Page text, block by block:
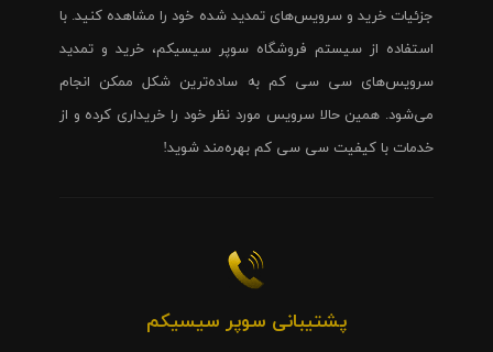
جزئیات خرید و سرویس‌های تمدید شده خود را مشاهده کنید. با
استفاده از سیستم فروشگاه سوپر سیسیکم، خرید و تمدید
سرویس‌های سی سی کم به ساده‌ترین شکل ممکن انجام
می‌شود. همین حالا سرویس مورد نظر خود را خریداری کرده و از
خدمات با کیفیت سی سی کم بهره‌مند شوید!
پشتیبانی سوپر سیسیکم